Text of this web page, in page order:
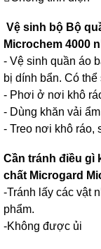
Vệ sinh bộ Bộ
Microchem 4000
- Vệ sinh quần áo
bị dính bẩn. Có
- Phơi ở nơi khô
- Dùng khăn vải
- Treo nơi khô ráo,
Cần tránh điều gì
chất Microgard
-Tránh lấy các vật
phẩm.
-Không được ủi